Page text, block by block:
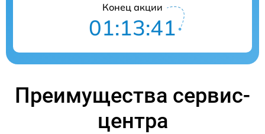
Конец акции
01:13:41
Преимущества сервис-
центра